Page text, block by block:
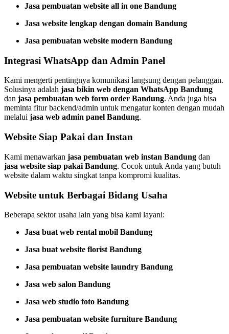
Jasa pembuatan website all in one Bandung
Jasa website lengkap dengan domain Bandung
Jasa pembuatan website modern Bandung
Integrasi WhatsApp dan Admin Panel
Kami mengerti pentingnya komunikasi langsung dengan pelanggan.
Solusinya adalah jasa bikin web dengan WhatsApp Bandung
dan jasa pembuatan web form order Bandung. Anda juga bisa
meminta fitur backend/admin untuk mengatur konten dengan mudah
melalui jasa web admin panel Bandung.
Website Siap Pakai dan Instan
Kami menawarkan jasa pembuatan web instan Bandung dan
jasa website siap pakai Bandung. Cocok untuk Anda yang butuh
website dalam waktu singkat tanpa kompromi kualitas.
Website untuk Berbagai Bidang Usaha
Beberapa sektor usaha lain yang bisa kami layani:
Jasa buat web rental mobil Bandung
Jasa buat website florist Bandung
Jasa pembuatan website laundry Bandung
Jasa web salon Bandung
Jasa web studio foto Bandung
Jasa pembuatan website furniture Bandung